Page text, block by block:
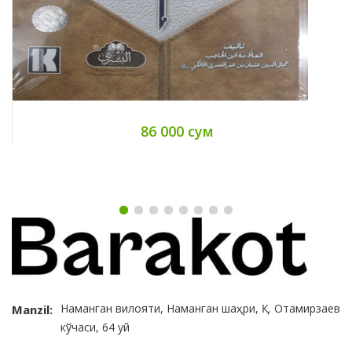
86 000 сум
Manzil: Наманган вилояти, Наманган шаҳри, Қ. Отамирзаев
кўчаси, 64 уй